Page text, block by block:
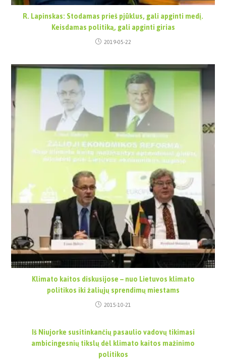
R. Lapinskas: Stodamas prieš pjūklus, gali apginti medį.
Keisdamas politiką, gali apginti girias
2019-05-22
Klimato kaitos diskusijose – nuo Lietuvos klimato
politikos iki žaliųjų sprendimų miestams
2015-10-21
Iš Niujorke susitinkančių pasaulio vadovų tikimasi
ambicingesnių tikslų dėl klimato kaitos mažinimo
politikos